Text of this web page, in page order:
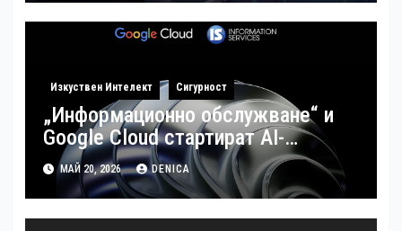
Изкуствен Интелект Сигурност
„Информационно обслужване“ и
Google Cloud стартират AI-
базирана национална киберзащита
в България
МАЙ 20, 2026 DENICA